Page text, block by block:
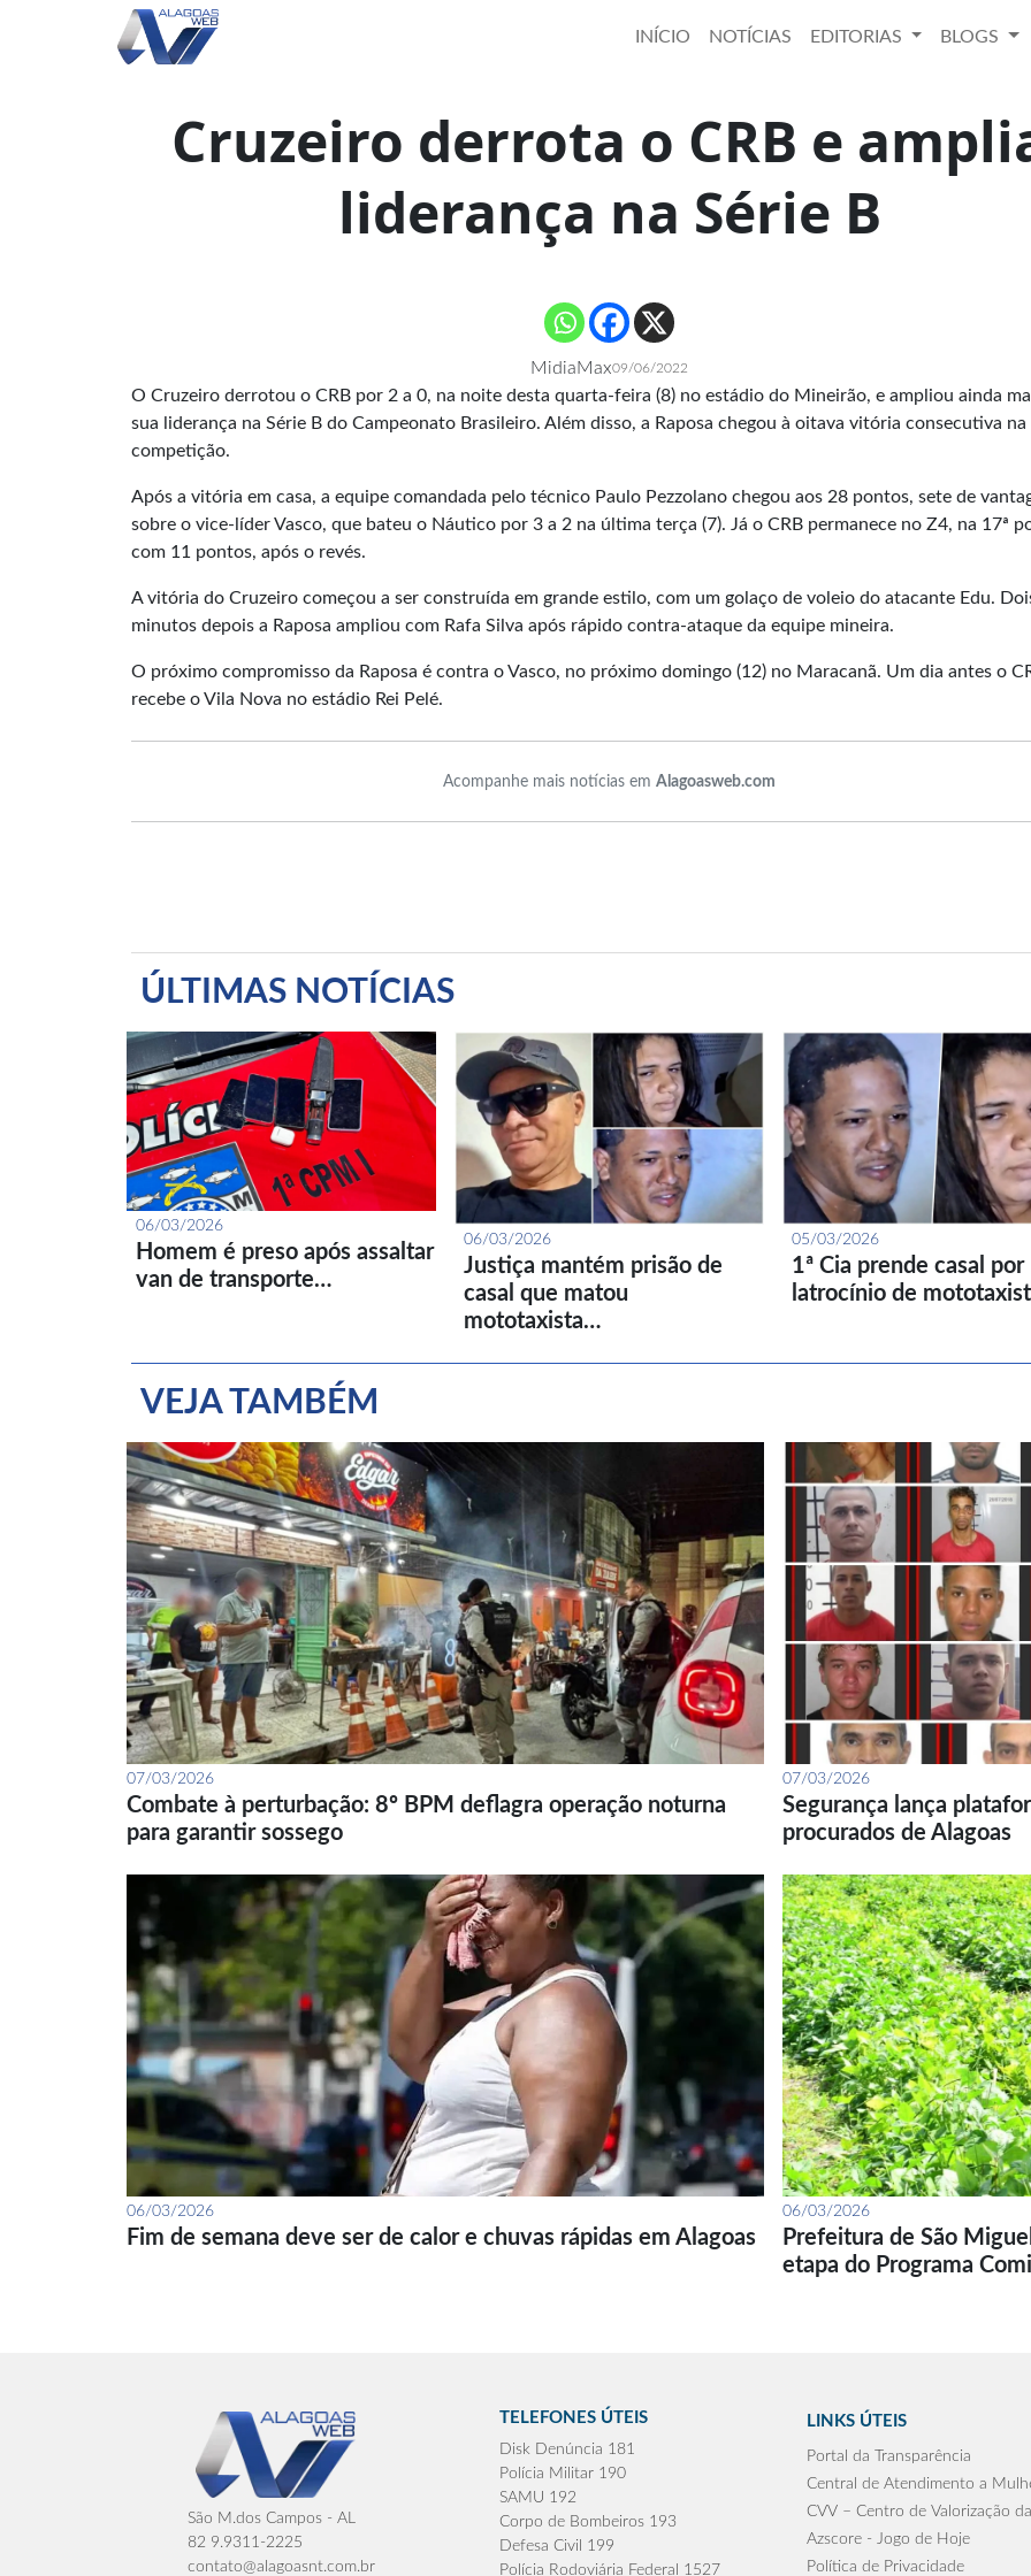
INÍCIO NOTÍCIAS EDITORIAS BLOGS
Cruzeiro derrota o CRB e
liderança na Série B
MidiaMax09/06/2022
O Cruzeiro derrotou o CRB por 2 a 0, na noite desta quarta-feira (8) no estádio do Mineirão, e ampliou ainda
sua liderança na Série B do Campeonato Brasileiro. Além disso, a Raposa chegou à oitava vitória consecutiva na
competição.
Após a vitória em casa, a equipe comandada pelo técnico Paulo Pezzolano chegou aos 28 pontos, sete de
sobre o vice-líder Vasco, que bateu o Náutico por 3 a 2 na última terça (7). Já o CRB permanece no Z4, na 17ª
com 11 pontos, após o revés.
A vitória do Cruzeiro começou a ser construída em grande estilo, com um golaço de voleio do atacante Edu.
minutos depois a Raposa ampliou com Rafa Silva após rápido contra-ataque da equipe mineira.
O próximo compromisso da Raposa é contra o Vasco, no próximo domingo (12) no Maracanã. Um dia antes o
recebe o Vila Nova no estádio Rei Pelé.
Acompanhe mais notícias em Alagoasweb.com
ÚLTIMAS NOTÍCIAS
06/03/2026
Homem é preso após assaltar
van de transporte…
06/03/2026
Justiça mantém prisão de
casal que matou
mototaxista…
05/03/2026
1ª Cia prende casal por
latrocínio de
VEJA TAMBÉM
07/03/2026
Combate à perturbação: 8º BPM deflagra operação noturna
para garantir sossego
07/03/2026
Segurança lança
procurados de Alagoas
06/03/2026
Fim de semana deve ser de calor e chuvas rápidas em Alagoas
06/03/2026
Prefeitura de São
etapa do Programa
São M.dos Campos - AL
82 9.9311-2225
contato@alagoasnt.com.br
TELEFONES ÚTEIS
Disk Denúncia 181
Polícia Militar 190
SAMU 192
Corpo de Bombeiros 193
Defesa Civil 199
Polícia Rodoviária Federal 1527
LINKS ÚTEIS
Portal da Transparência
Central de Atendimento a
CVV – Centro de Valorização
Azscore - Jogo de Hoje
Política de Privacidade